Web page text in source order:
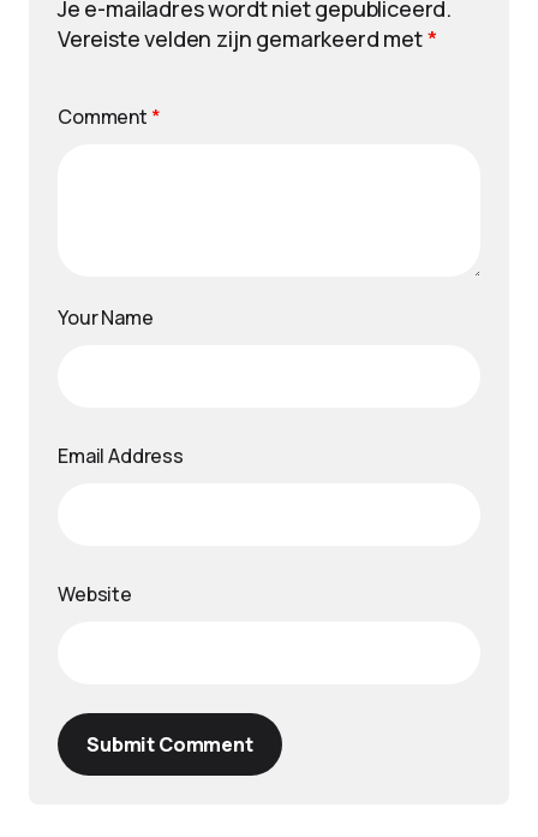
Je e-mailadres wordt niet gepubliceerd.
Vereiste velden zijn gemarkeerd met*
Comment *
Your Name
Email Address
Website
Submit Comment